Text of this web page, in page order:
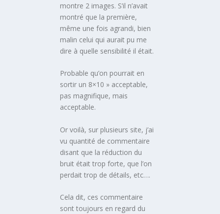
montre 2 images. S’il n’avait
montré que la première,
même une fois agrandi, bien
malin celui qui aurait pu me
dire à quelle sensibilité il était.
Probable qu’on pourrait en
sortir un 8×10 » acceptable,
pas magnifique, mais
acceptable.
Or voilà, sur plusieurs site, j’ai
vu quantité de commentaire
disant que la réduction du
bruit était trop forte, que l’on
perdait trop de détails, etc….
Cela dit, ces commentaire
sont toujours en regard du